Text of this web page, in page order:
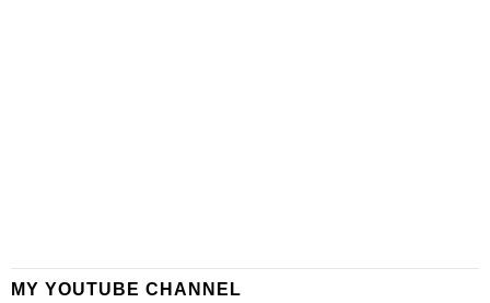
MY YOUTUBE CHANNEL